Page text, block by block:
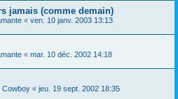
jamais (comme demain)
« ven. 10 janv. 2003 13:13
« mar. 10 déc. 2002 14:18
Cowboy « jeu. 19 sept. 2002 18:35